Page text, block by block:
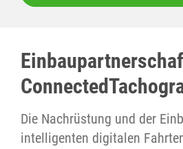
Die Nachrüstung und der
intelligenten digitalen